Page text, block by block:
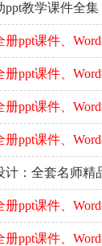
教学课件全集
ppt课件、
ppt课件、
ppt课件、
ppt课件、
：全套名师精
ppt课件、
ppt课件、